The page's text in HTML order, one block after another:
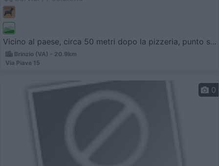
Vicino al paese, circa 50 metri dopo la pizzeria, punto s...
Brinzio (VA) - 20.9km
Via Piave 15
0